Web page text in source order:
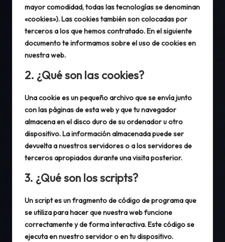
mayor comodidad, todas las tecnologías se denominan
«cookies»). Las cookies también son colocadas por
terceros a los que hemos contratado. En el siguiente
documento te informamos sobre el uso de cookies en
nuestra web.
2. ¿Qué son las cookies?
Una cookie es un pequeño archivo que se envía junto
con las páginas de esta web y que tu navegador
almacena en el disco duro de su ordenador u otro
dispositivo. La información almacenada puede ser
devuelta a nuestros servidores o a los servidores de
terceros apropiados durante una visita posterior.
3. ¿Qué son los scripts?
Un script es un fragmento de código de programa que
se utiliza para hacer que nuestra web funcione
correctamente y de forma interactiva. Este código se
ejecuta en nuestro servidor o en tu dispositivo.